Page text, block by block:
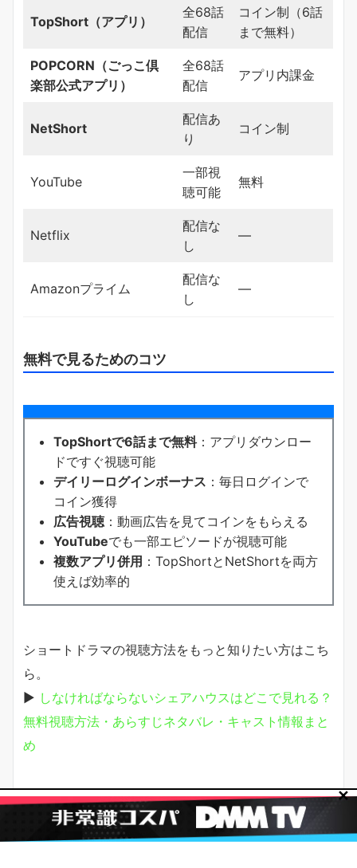
TopShort（アプリ）
全68話
配信
コイン制（6話
まで無料）
POPCORN（ごっこ倶
楽部公式アプリ）
全68話
配信
アプリ内課金
NetShort
配信あ
り
コイン制
YouTube
一部視
聴可能
無料
Netflix
配信な
し
―
Amazonプライム
配信な
し
―
無料で見るためのコツ
TopShortで6話まで無料：アプリダウンロー
ドですぐ視聴可能
デイリーログインボーナス ：毎日ログインで
コイン獲得
広告視聴：動画広告を見てコインをもらえる
YouTubeでも一部エピソードが視聴可能
複数アプリ併用 ：TopShortとNetShortを両方
使えば効率的
ショートドラマの視聴方法をもっと知りたい方はこち
ら。
▶ しなければならないシェアハウスはどこで見れる？
無料視聴方法・あらすじネタバレ・キャスト情報まと
め
月明かりに君は誓ったの感想・口コミ
まとめ
✕